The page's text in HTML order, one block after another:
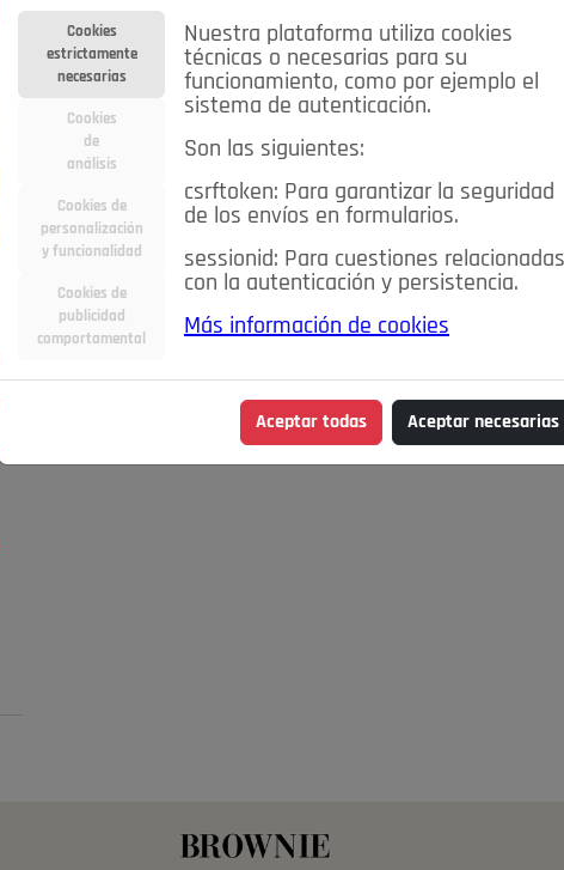
Cookies
estrictamente
necesarias
Cookies
de
análisis
Cookies de
personalización
y funcionalidad
Cookies de
publicidad
comportamental
Nuestra plataforma utiliza cookies
técnicas o necesarias para su
funcionamiento, como por ejemplo el
sistema de autenticación.
Son las siguientes:
csrftoken: Para garantizar la seguridad
de los envíos en formularios.
sessionid: Para cuestiones relacionadas
con la autenticación y persistencia.
Más información de cookies
Aceptar todas Aceptar necesarias